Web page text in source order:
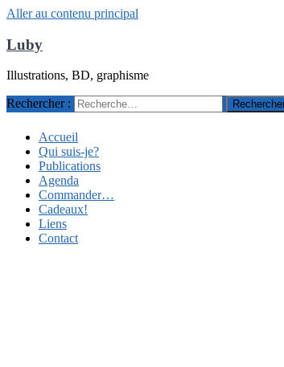
Aller au contenu principal
Luby
Illustrations, BD, graphisme
Rechercher :
Accueil
Qui suis-je?
Publications
Agenda
Commander…
Cadeaux!
Liens
Contact